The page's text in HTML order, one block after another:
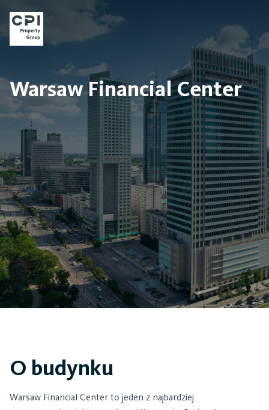
Warsaw Financial Center
O budynku
Warsaw Financial Center to jeden z najbardziej